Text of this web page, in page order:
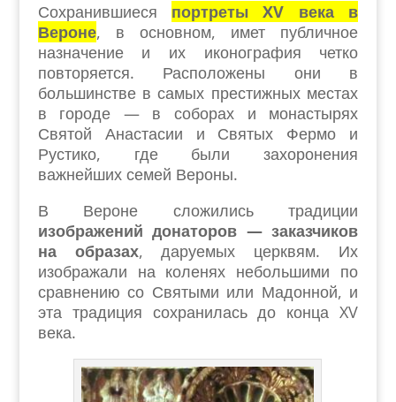
Сохранившиеся портреты XV века в
Вероне, в основном, имет публичное
назначение и их иконография четко
повторяется. Расположены они в
большинстве в самых престижных местах
в городе — в соборах и монастырях
Святой Анастасии и Святых Фермо и
Рустико, где были захоронения
важнейших семей Вероны.
В Вероне сложились традиции
изображений донаторов — заказчиков
на образах, даруемых церквям. Их
изображали на коленях небольшими по
сравнению со Святыми или Мадонной, и
эта традиция сохранилась до конца XV
века.